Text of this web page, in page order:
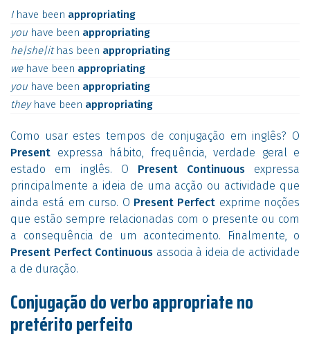
I have been appropriating
you have been appropriating
he|she|it has been appropriating
we have been appropriating
you have been appropriating
they have been appropriating
Como usar estes tempos de conjugação em inglês? O
Present expressa hábito, frequência, verdade geral e
estado em inglês. O Present Continuous expressa
principalmente a ideia de uma acção ou actividade que
ainda está em curso. O Present Perfect exprime noções
que estão sempre relacionadas com o presente ou com
a consequência de um acontecimento. Finalmente, o
Present Perfect Continuous associa à ideia de actividade
a de duração.
Conjugação do verbo appropriate no
pretérito perfeito